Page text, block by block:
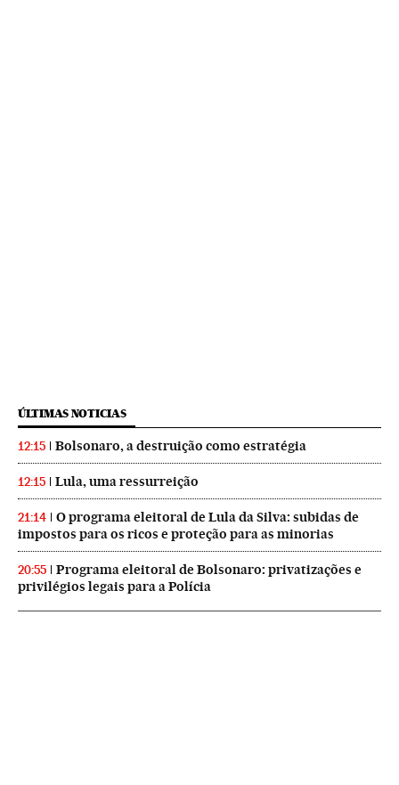
ÚLTIMAS NOTICIAS
12:15 Bolsonaro, a destruição como estratégia
12:15 Lula, uma ressurreição
21:14
O programa eleitoral de Lula da Silva: subidas de
impostos para os ricos e proteção para as minorias
20:55
Programa eleitoral de Bolsonaro: privatizações e
privilégios legais para a Polícia